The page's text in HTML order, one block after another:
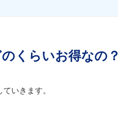
くらいお得なの？
いきます。